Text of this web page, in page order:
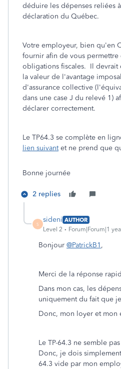
déduire les dépenses reliées
déclaration du Québec.
Votre employeur, bien qu'en
fournir afin de vous permettre
obligations fiscales. Il devrait
la valeur de l'avantage
d'assurance collective
dans une case J du relevé 1)
déclarer correctement.
Le TP64.3 se complète en
lien suivantet ne prend que
Bonne journée
2 replies
S
sideni AUTHOR
Level 2
Forum|Forum|1
Bonjour @PatrickB1 ,
Merci de la réponse
Dans mon cas, les
uniquement du fait que
Donc, mon loyer et mon
Le TP-64.3 ne semble
Donc, je dois
64.3 vide par mon